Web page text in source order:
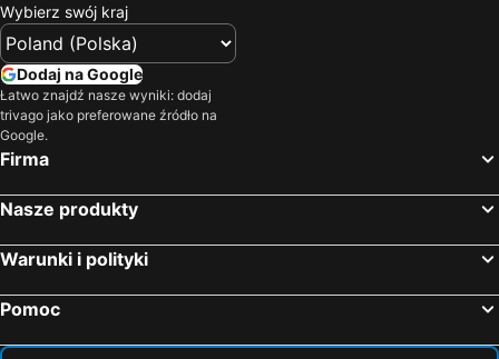
Wybierz swój kraj
Dodaj na Google
Łatwo znajdź nasze wyniki: dodaj
trivago jako preferowane źródło na
Google.
Firma
Nasze produkty
Warunki i polityki
Pomoc